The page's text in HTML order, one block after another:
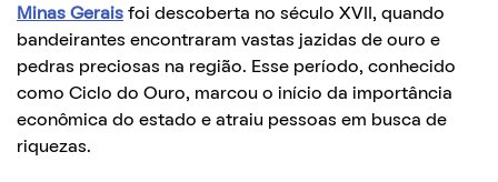
Minas Gerais foi descoberta no século XVII, quando
bandeirantes encontraram vastas jazidas de ouro e
pedras preciosas na região. Esse período, conhecido
como Ciclo do Ouro, marcou o início da importância
econômica do estado e atraiu pessoas em busca de
riquezas.